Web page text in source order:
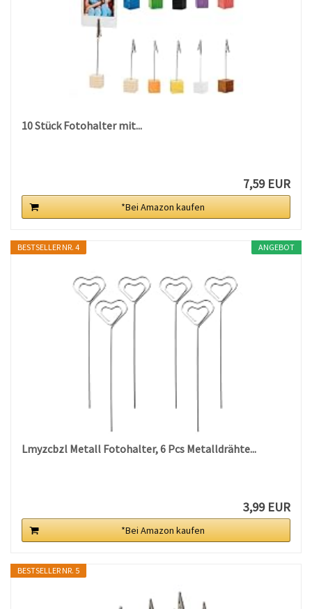
10 Stück Fotohalter mit...
7,59 EUR
*Bei Amazon kaufen
ANGEBOT
BESTSELLER NR. 4
Lmyzcbzl Metall Fotohalter, 6 Pcs Metalldrähte...
3,99 EUR
*Bei Amazon kaufen
BESTSELLER NR. 5